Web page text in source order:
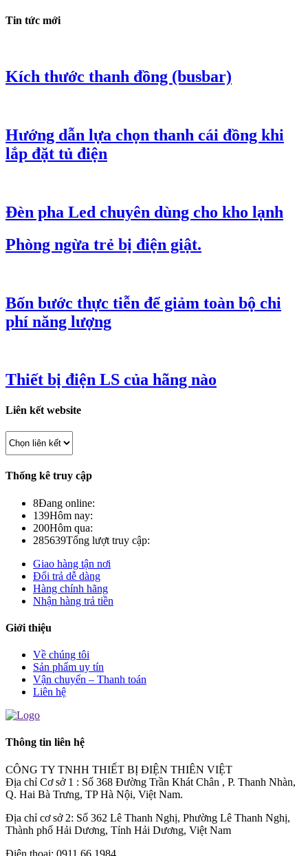
Tin tức mới
Kích thước thanh đồng (busbar)
Hướng dẫn lựa chọn thanh cái đồng khi
lắp đặt tủ điện
Đèn pha Led chuyên dùng cho kho lạnh
Phòng ngừa trẻ bị điện giật.
Bốn bước thực tiễn để giảm toàn bộ chi
phí năng lượng
Thiết bị điện LS của hãng nào
Liên kết website
Thống kê truy cập
8Đang online:
139Hôm nay:
200Hôm qua:
285639Tổng lượt truy cập:
Giao hàng tận nơi
Đổi trả dễ dàng
Hàng chính hãng
Nhận hàng trả tiền
Giới thiệu
Về chúng tôi
Sản phẩm uy tín
Vận chuyển – Thanh toán
Liên hệ
Thông tin liên hệ
CÔNG TY TNHH THIẾT BỊ ĐIỆN THIÊN VIỆT
Địa chỉ Cơ sở 1 : Số 368 Đường Trần Khát Chân , P. Thanh Nhàn,
Q. Hai Bà Trưng, TP Hà Nội, Việt Nam.
Địa chỉ cơ sở 2: Số 362 Lê Thanh Nghị, Phường Lê Thanh Nghị,
Thành phố Hải Dương, Tỉnh Hải Dương, Việt Nam
Điện thoại: 0911 66 1984